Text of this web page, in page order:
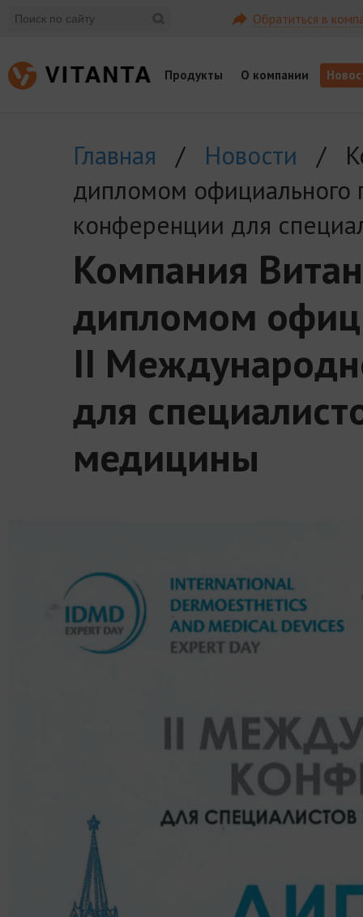
Обратиться в
Продукты О компании
Главная / Новости /
дипломом
конференции для
Компания
дипломом
II
для
медицины